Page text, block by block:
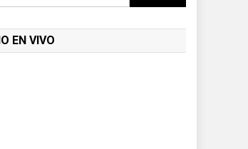
EN VIVO